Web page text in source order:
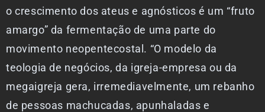
o crescimento dos ateus e agnósticos é um “fruto
amargo” da fermentação de uma parte do
movimento neopentecostal. “O modelo da
teologia de negócios, da igreja-empresa ou da
megaigreja gera, irremediavelmente, um rebanho
de pessoas machucadas, apunhaladas e